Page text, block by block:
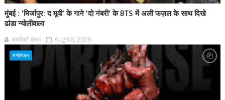
मुंबई : 'मिर्जापुर: द मूवी' के गाने 'दो नंबरी' के BTS में अली फज़ल के साथ दिखे
ढांडा न्योलीवाला
आर्यावर्त डेस्क Aug 06, 2026
मनोरंजन